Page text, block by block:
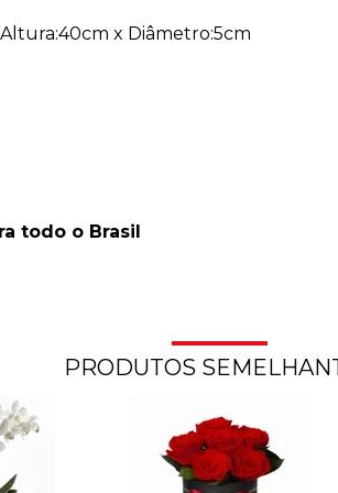
x Diâmetro:5cm
todo o Brasil
PRODUTOS